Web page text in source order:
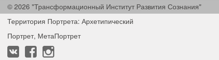
#дорогамиархетипов #мандалаархетипическихпрограмм
© 2026 "Трансформационный Институт Развития Сознания"
Территория Портрета: Архетипический
Портрет, МетаПортрет